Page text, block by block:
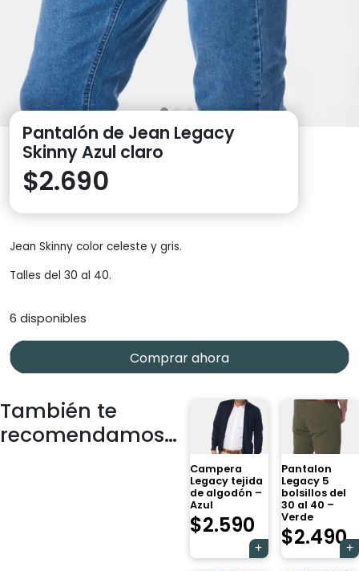
Pantalón de Jean Legacy
Skinny Azul claro
$2.690
Jean Skinny color celeste y gris.
Talles del 30 al 40.
6 disponibles
Comprar ahora
También te
recomendamos…
Campera
Legacy tejida
de algodón –
Azul
$2.590
Pantalon
Legacy 5
bolsillos del
30 al 40 –
Verde
$2.490